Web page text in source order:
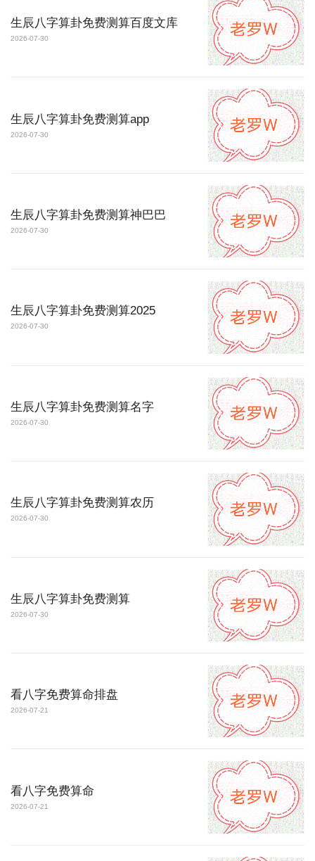
生辰八字算卦免费测算百度文库
2026-07-30
生辰八字算卦免费测算app
2026-07-30
生辰八字算卦免费测算神巴巴
2026-07-30
生辰八字算卦免费测算2025
2026-07-30
生辰八字算卦免费测算名字
2026-07-30
生辰八字算卦免费测算农历
2026-07-30
生辰八字算卦免费测算
2026-07-30
看八字免费算命排盘
2026-07-21
看八字免费算命
2026-07-21